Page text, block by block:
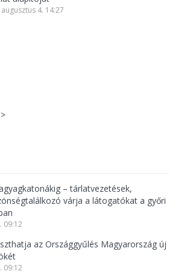
4. 14:27
– tárlatvezetések,
várja a látogatókat a győri
09:12
az Országgyűlés Magyarország új
09:12